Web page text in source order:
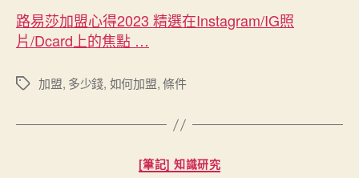
路易莎加盟心得2023 精選在Instagram/IG照
片/Dcard上的焦點 …
標
加盟, 多少錢, 如何加盟,條件
分
[筆記] 知識研究